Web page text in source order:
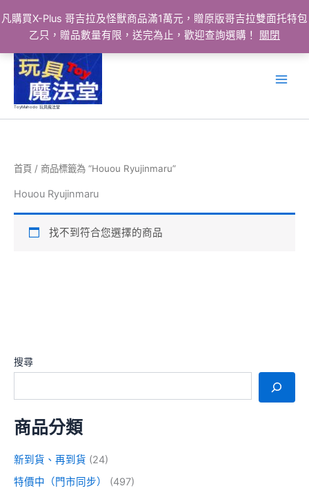
凡購買X-Plus 哥吉拉及怪獸商品滿1萬元，贈原版哥吉拉雙面托特包
乙只，贈品數量有限，送完為止，歡迎查詢選購！
關閉
ToyMahodo 玩具魔法堂
搜尋
商品分類
新到貨、再到貨 (24)
特價中（門市同步）
(497)
首頁 / 商品標籤為 “Houou Ryujinmaru”
Houou Ryujinmaru
找不到符合您選擇的商品